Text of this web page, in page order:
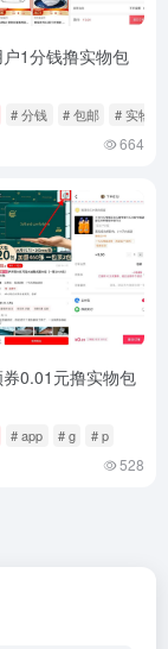
1分钱撸实物包
# 分钱 # 包邮 # 实物
664
0.01元撸实物包
# app # g # p
528